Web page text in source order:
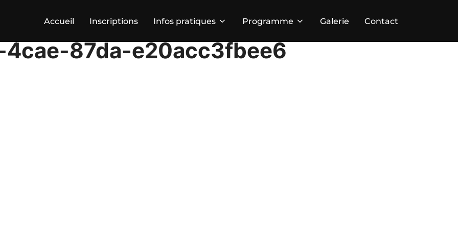
Accueil Inscriptions Infos pratiques Programme Galerie Contact
87da-e20acc3fbee6